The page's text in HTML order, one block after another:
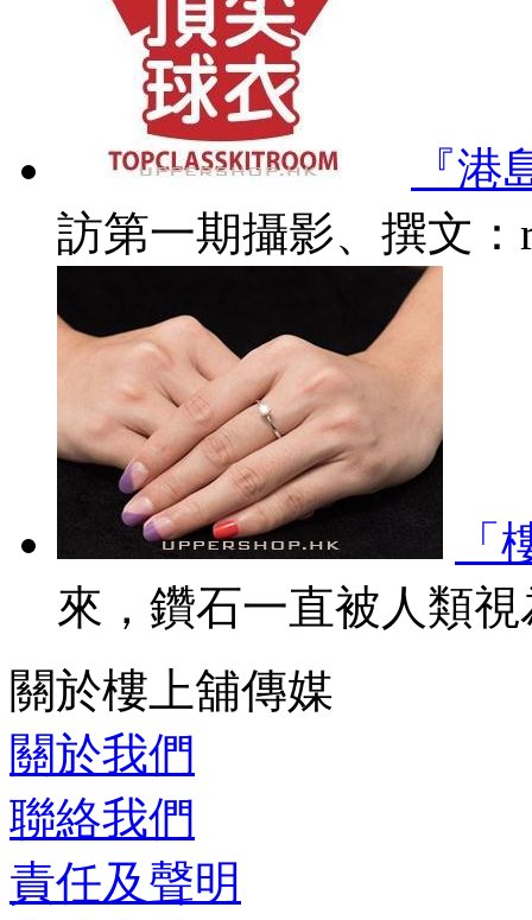
『
訪第一期攝影、撰文：
來，鑽石一直被人類
關於樓上舖傳媒
關於我們
聯絡我們
責任及聲明